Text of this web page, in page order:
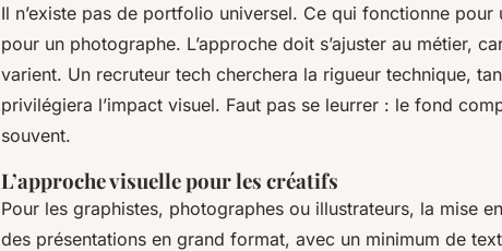
Il n’existe pas de portfolio universel. Ce qui fonctionne
pour un photographe. L’approche doit s’ajuster au métier,
varient. Un recruteur tech cherchera la rigueur technique,
privilégiera l’impact visuel. Faut pas se leurrer : le fond
souvent.
L’approche visuelle pour les créatifs
Pour les graphistes, photographes ou illustrateurs, la mise
des présentations en grand format, avec un minimum de